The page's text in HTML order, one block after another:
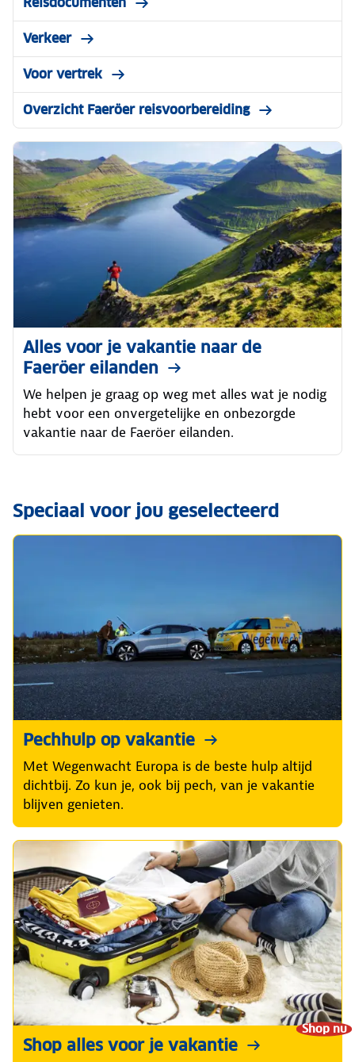
Verkeer
Voor vertrek
Overzicht Faeröer reisvoorbereiding
Alles voor je vakantie naar de
Faeröer eilanden
We helpen je graag op weg met alles wat je nodig
hebt voor een onvergetelijke en onbezorgde
vakantie naar de Faeröer eilanden.
Speciaal voor jou geselecteerd
Pechhulp op vakantie
Met Wegenwacht Europa is de beste hulp altijd
dichtbij. Zo kun je, ook bij pech, van je vakantie
blijven genieten.
Shop nu
Shop alles voor je vakantie